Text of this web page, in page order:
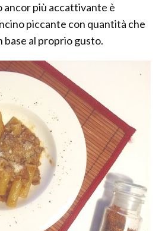
ancor più accattivante è
piccante con quantità che
al proprio gusto.